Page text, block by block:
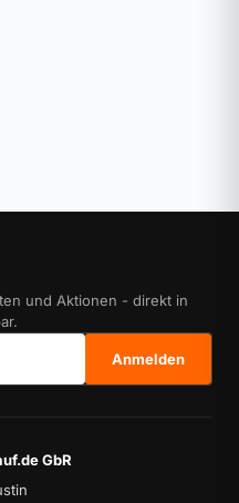
und Aktionen - direkt in
Anmelden
GbR